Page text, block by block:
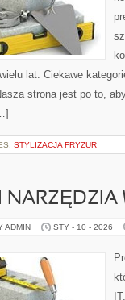
lat. Ciekawe
strona jest po to,
STYLIZACJA FRYZUR
NARZĘDZIA
ADMIN STY - 10 - 2026